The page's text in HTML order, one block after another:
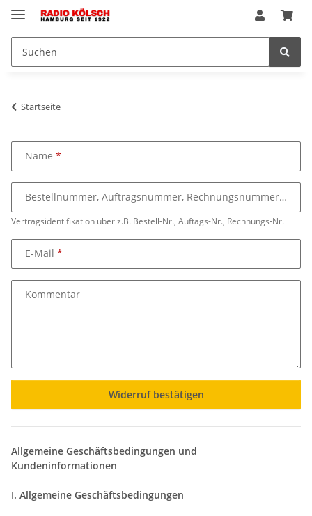
Startseite
Name
Vertragsidentifikation über z.B. Bestell-Nr., Auftags-Nr., Rechnungs-Nr.
Bestellnummer, Auftragsnummer, Rechnungsnummer
E-Mail
Kommentar
Widerruf bestätigen
Allgemeine Geschäftsbedingungen und
Kundeninformationen
I. Allgemeine Geschäftsbedingungen